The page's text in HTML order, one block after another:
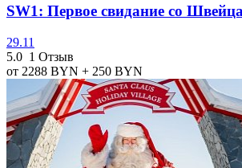
SW1: Первое свидание со
29.11
5.0 1 Отзыв
от 2288 BYN + 250 BYN